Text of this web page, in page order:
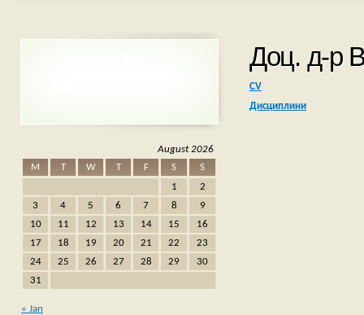
Доц. д-р
CV
Дисциплини
August 2026
M
T W T F S
S
1
2
3
4 5 6 7 8
9
10
11 12 13 14 15
16
17
18 19 20 21 22
23
24
25 26 27 28 29
30
31
« Jan